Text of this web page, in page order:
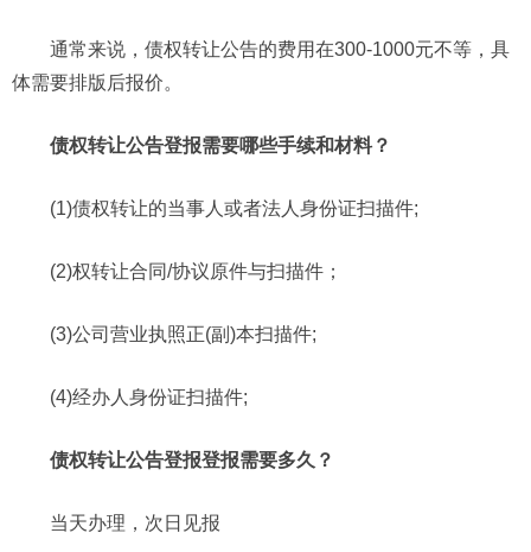
通常来说，债权转让公告的费用在300-1000元不等，具
体需要排版后报价。
债权转让公告登报需要哪些手续和材料？
(1)债权转让的当事人或者法人身份证扫描件;
(2)权转让合同/协议原件与扫描件；
(3)公司营业执照正(副)本扫描件;
(4)经办人身份证扫描件;
债权转让公告登报登报需要多久？
当天办理，次日见报